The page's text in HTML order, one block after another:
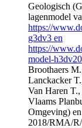
Geologisch
lagenmodel
https://
g3dv3 en
https://
model-h3dv20
Broothaers
Lanckacker
Van Haren
Vlaams
Omgeving)
2018/RMA/